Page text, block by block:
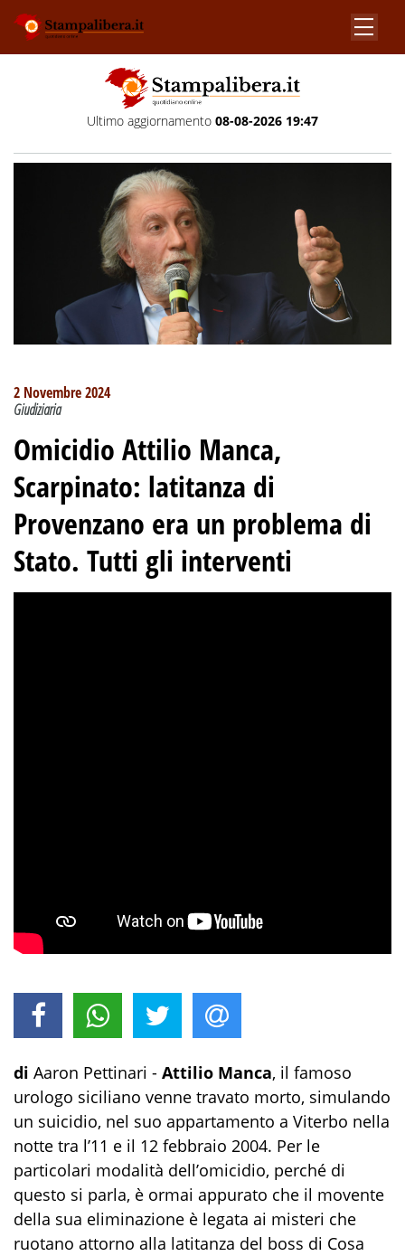
Ultimo aggiornamento 08-08-2026 19:47
2 Novembre 2024
Giudiziaria
Omicidio Attilio Manca,
Scarpinato: latitanza di
Provenzano era un problema di
Stato. Tutti gli interventi
di Aaron Pettinari - Attilio Manca, il famoso
urologo siciliano venne travato morto, simulando
un suicidio, nel suo appartamento a Viterbo nella
notte tra l’11 e il 12 febbraio 2004. Per le
particolari modalità dell’omicidio, perché di
questo si parla, è ormai appurato che il movente
della sua eliminazione è legata ai misteri che
ruotano attorno alla latitanza del boss di Cosa